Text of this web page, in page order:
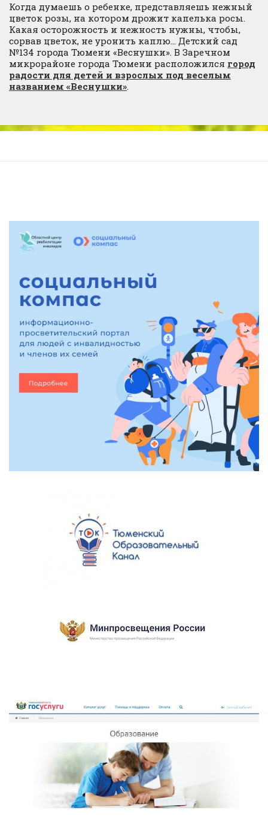
Когда думаешь о ребенке, представляешь нежный
цветок розы, на котором дрожит капелька росы.
Какая осторожность и нежность нужны, чтобы,
сорвав цветок, не уронить каплю… Детский сад
№134 города Тюмени «Веснушки». В Заречном
микрорайоне города Тюмени расположился город
радости для детей и взрослых под веселым
названием «Веснушки».